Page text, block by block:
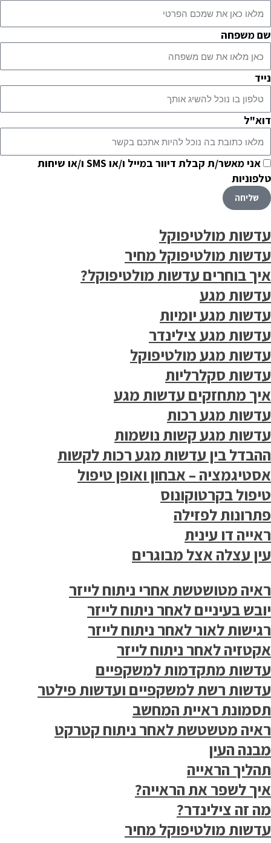
שם משפחה
נייד
דוא"ל
אני מאשר/ת קבלת דיוור במייל ו/או SMS ו/או שיחות
טלפוניות
שליחה
עדשות מולטיפוקל
עדשות מולטיפוקל מחיר
איך בוחרים עדשות מולטיפוקל?
עדשות מגע
עדשות מגע יומיות
עדשות מגע צילינדר
עדשות מגע מולטיפוקל
עדשות סקלרליות
איך מתחזקים עדשות מגע
עדשות מגע רכות
עדשות מגע קשות נושמות
ההבדל בין עדשות מגע רכות לקשות
אסטיגמציה – אבחון ואופן טיפול
טיפול בקרטוקונוס
פתרונות לפזילה
ראייה דו עינית
עין עצלה אצל מבוגרים
ראיה מטושטשת אחרי ניתוח לייזר
יובש בעיניים לאחר ניתוח לייזר
רגישות לאור לאחר ניתוח לייזר
אקטזיה לאחר ניתוח לייזר
עדשות מתקדמות למשקפיים
עדשות רשת למשקפיים ועדשות פילטר
תסמונת ראיית המחשב
ראיה מטשטשת לאחר ניתוח קטרקט
מבנה העין
תהליך הראייה
איך לשפר את הראייה?
מה זה צילינדר?
עדשות מולטיפוקל מחיר